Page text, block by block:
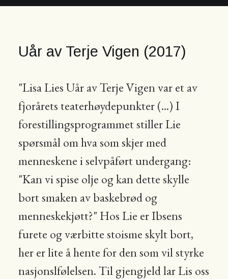
Uår av Terje Vigen (2017)
"Lisa Lies Uår av Terje Vigen var et av
fjorårets teaterhøydepunkter (...) I
forestillingsprogrammet stiller Lie
spørsmål om hva som skjer med
menneskene i selvpåført undergang:
"Kan vi spise olje og kan dette skylle
bort smaken av baskebrød og
menneskekjøtt?" Hos Lie er Ibsens
furete og værbitte stoisme skylt bort,
her er lite å hente for den som vil styrke
nasjonslfølelsen. Til gjengjeld lar Lis oss